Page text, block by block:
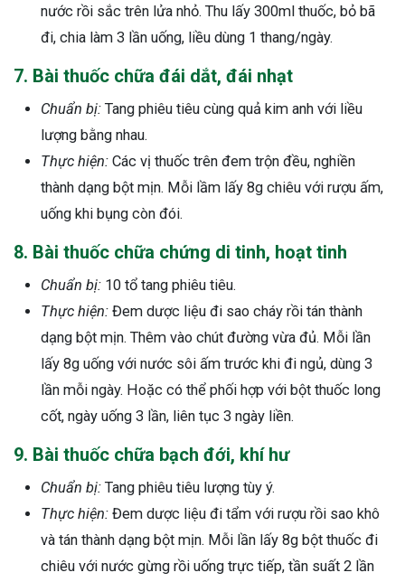
nước rồi sắc trên lửa nhỏ. Thu lấy 300ml thuốc, bỏ bã
đi, chia làm 3 lần uống, liều dùng 1 thang/ngày.
7. Bài thuốc chữa đái dắt, đái nhạt
Chuẩn bị: Tang phiêu tiêu cùng quả kim anh với liều
lượng bằng nhau.
Thực hiện: Các vị thuốc trên đem trộn đều, nghiền
thành dạng bột mịn. Mỗi lầm lấy 8g chiêu với rượu ấm,
uống khi bụng còn đói.
8. Bài thuốc chữa chứng di tinh, hoạt tinh
Chuẩn bị: 10 tổ tang phiêu tiêu.
Thực hiện: Đem dược liệu đi sao cháy rồi tán thành
dạng bột mịn. Thêm vào chút đường vừa đủ. Mỗi lần
lấy 8g uống với nước sôi ấm trước khi đi ngủ, dùng 3
lần mỗi ngày. Hoặc có thể phối hợp với bột thuốc long
cốt, ngày uống 3 lần, liên tục 3 ngày liền.
9. Bài thuốc chữa bạch đới, khí hư
Chuẩn bị: Tang phiêu tiêu lượng tùy ý.
Thực hiện: Đem dược liệu đi tẩm với rượu rồi sao khô
và tán thành dạng bột mịn. Mỗi lần lấy 8g bột thuốc đi
chiêu với nước gừng rồi uống trực tiếp, tần suất 2 lần